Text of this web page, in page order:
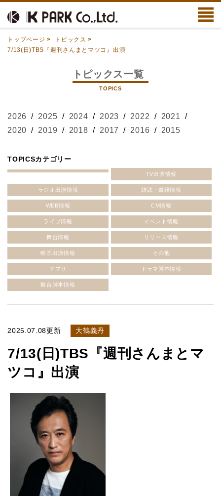
トップページ > トピックス >
7/13(日)TBS『週刊さんまとマツコ』出演
トピックス一覧
TOPICS
2026 / 2025 / 2024 / 2023 / 2022 / 2021 /
2020 / 2019 / 2018 / 2017 / 2016 / 2015
TOPICSカテゴリー
TV出演情報
ラジオ出演情報 雑誌・書籍情報
WEB情報 CM情報
ライブ情報 イベント情報
舞台情報 リリース情報
映画出演情報 その他
アプリ ドラマ脚本情報
舞台脚本情報
2025.07.08更新 大鶴義丹
7/13(日)TBS『週刊さんまとマ
ツコ』出演